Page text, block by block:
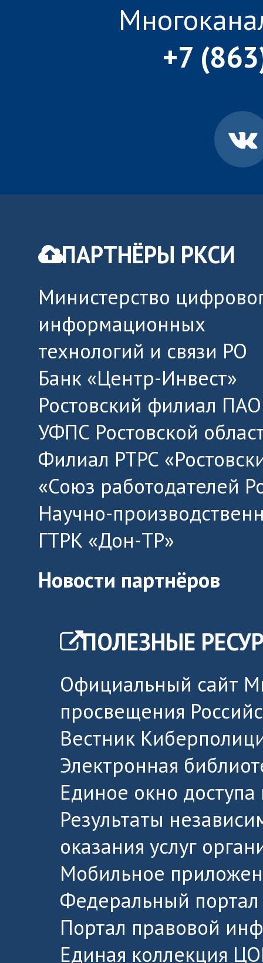
+7
ПАРТНЁРЫ РКСИ
Министерство
информационных
технологий и связи РО
Банк «Центр-Инвест»
Ростовский филиал
УФПС Ростовской
Филиал РТРС
«Союз работодателей
Научно-
ГТРК «Дон-ТР»
Новости партнёров
ПОЛЕЗНЫЕ
Официальный сайт
просвещения
Вестник
Электронная
Единое окно
Результаты
оказания услуг
Мобильное
Федеральный портал
Портал правовой
Единая коллекция